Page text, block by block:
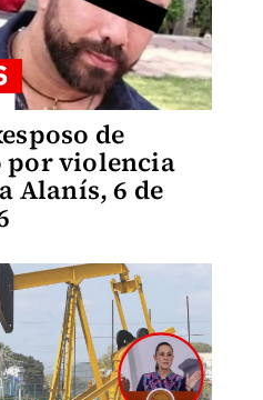
de
por violencia
Alanís, 6 de